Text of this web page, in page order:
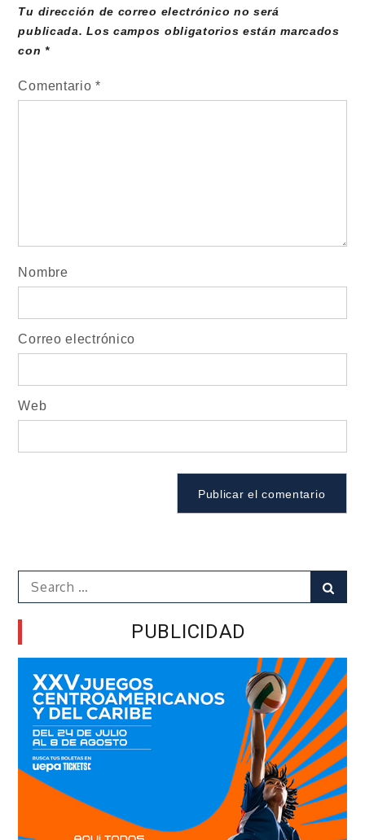
Tu dirección de correo electrónico no será
publicada. Los campos obligatorios están marcados
con*
Comentario*
Nombre
Correo electrónico
Web
Search
for:
PUBLICIDAD